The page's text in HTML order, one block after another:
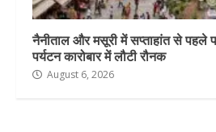
नैनीताल और मसूरी में सप्ताहांत से पहले
पर्यटन कारोबार में लौटी रौनक
August 6, 2026